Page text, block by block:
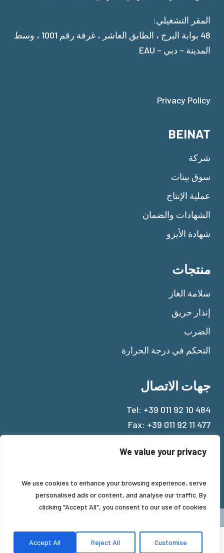
We value your privacy
We use cookies to enhance your browsing experience, serve
personalised ads or content, and analyse our traffic. By
clicking "Accept All", you consent to our use of cookies.
Customise
Reject All
Accept All
المقر التشغيلي:
48 بوابة البرج ، الطابق العاشر ، غرفة رقم 1001 ، وسط
المدينة – دبي – EAU
Privacy Policy
BEINAT
شركة
سوق بينات
عملية الإنتاج
الشهادات والضمان
شهادة الأيزو
منتجات
سلامة الغاز
إنذار حريق
الضرب
التحكم في درجة الحرارة
جهات الاتصال
Tel: +39 011 92 10 484
Fax: +39 011 92 11 477
© 2022 Beinat® Gas Solutions.